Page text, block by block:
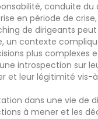
conduite
en période de
de dirigeants
un contexte
plus complexes
introspection sur
et leur légitimité vis-
dans une vie de
à mener et les